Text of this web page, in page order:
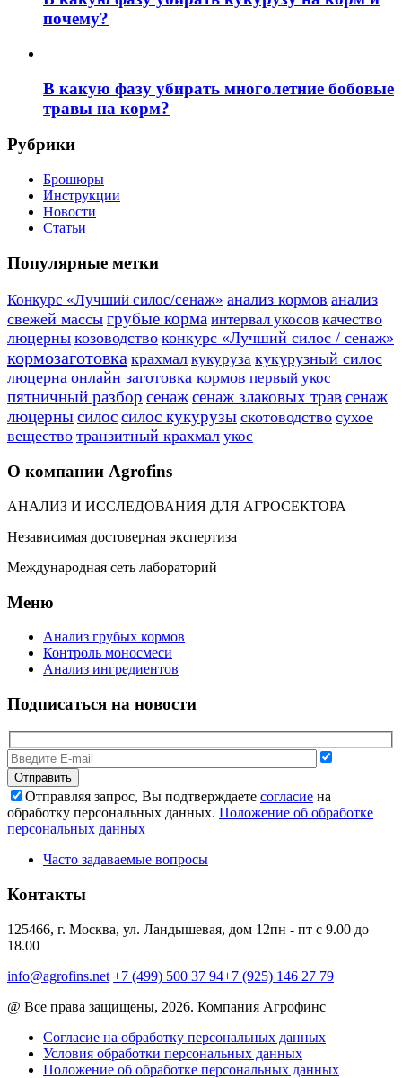
почему?
В какую фазу убирать многолетние бобовые
травы на корм?
Рубрики
Брошюры
Инструкции
Новости
Статьи
Популярные метки
Конкурс «Лучший силос/сенаж» анализ кормов анализ
свежей массы грубые корма интервал укосов качество
люцерны козоводство конкурс «Лучший силос / сенаж»
кормозаготовка крахмал кукуруза кукурузный силос
люцерна онлайн заготовка кормов первый укос
пятничный разбор сенажсенаж злаковых травсенаж
люцернысилоссилос кукурузы скотоводство сухое
вещество транзитный крахмал укос
О компании Agrofins
АНАЛИЗ И ИССЛЕДОВАНИЯ ДЛЯ АГРОСЕКТОРА
Независимая достоверная экспертиза
Международная сеть лабораторий
Меню
Анализ грубых кормов
Контроль моносмеси
Анализ ингредиентов
Подписаться на новости
Отправляя запрос, Вы подтверждаете согласие на
обработку персональных данных. Положение об обработке
персональных данных
Часто задаваемые вопросы
Контакты
125466, г. Москва, ул. Ландышевая, дом 12пн - пт с 9.00 до
18.00
info@agrofins.net +7 (499) 500 37 94+7 (925) 146 27 79
@ Все права защищены, 2026. Компания Агрофинс
Согласие на обработку персональных данных
Условия обработки персональных данных
Положение об обработке персональных данных